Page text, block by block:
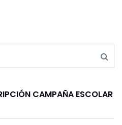
CAMPAÑA ESCOLAR